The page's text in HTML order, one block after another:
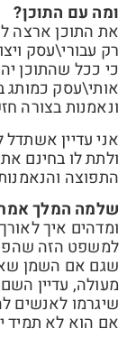
ומה עם התוכן?
את התוכן ארצה
רק עבורי\עסק
כי ככל שהתוכן
אותי\עסק כמותג
ונאמנות בצורה
אני עדיין אשתדל
ולתת לו בחינם
התפוצה
שלמה המלך
ומדהים איך
למשפט הזה
שגם אם השמן
מעולה, עדיין
שיגרמו לאנשים
אם הוא לא תמיד